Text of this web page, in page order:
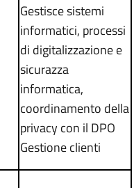
Gestisce sistemi
informatici, processi
di digitalizzazione e
sicurazza
informatica,
coordinamento della
privacy con il DPO
Gestione clienti